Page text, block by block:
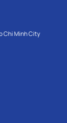
Chi Minh City